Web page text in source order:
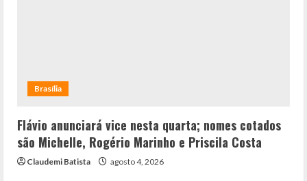
Brasília
Flávio anunciará vice nesta quarta; nomes cotados
são Michelle, Rogério Marinho e Priscila Costa
Claudemi Batista agosto 4, 2026